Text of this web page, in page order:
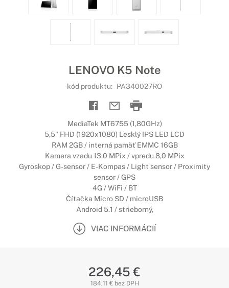
LENOVO K5 Note
kód produktu: PA340027RO
MediaTek MT6755 (1,80GHz)
5,5" FHD (1920x1080) Lesklý IPS LED LCD
RAM 2GB / interná pamäť EMMC 16GB
Kamera vzadu 13,0 MPix / vpredu 8,0 MPix
Gyroskop / G-sensor / E-Kompas / Light sensor / Proximity
sensor / GPS
4G / WiFi / BT
Čítačka Micro SD / microUSB
Android 5.1 / strieborný,
VIAC INFORMÁCIÍ
226,45 €
184,11 € bez DPH